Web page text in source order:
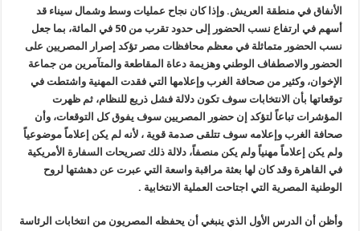
الأنفاق في منطقة العريش. وإذا كان نجاح عمليات وسط وشمال سيناء قد
أسهم في ارتفاع نسب الحضور إلى حدود تقرب من 50 في المائة، بما جعل
نسب الحضور متماثلة في معظم محافظات مصر تؤكد إصرار المصريين على
الحضور والاصطفاف الوطني وهزيمة دعاة المقاطعة والمتآمرين من جماعة
الإخوان، وكثير من صحافة الغرب وإعلامها التي فقدت المهنية واشتطت في
توقعاتها بأن الانتخابات سوف تكون دلالة فشل ذريع للنظام، ثم ظهرت
المؤشرات تباعاً لتؤكد إن حضور المصريين سوف يفوق كل التوقعات، وأن
صحافة الغرب وإعلامه سوف تتلقى صدمة قوية ، لأنه لم يكن إعلاماً موضوعياً
ولم يكن إعلاماً مهنياً ولم يكن منصفاً، دلالة ذلك تصريحات السفارة الأمريكية
في القاهرة وقد كان لها بعثة مراقبة واسعة التي عبرت عن دهشتها لروح
الوطنية المصرية التي اجتاحت العملية الانتخابية .
وأظن أن الدرس الأول الذي ينبغي أن يحفظه المصريون من انتخابات الرئاسة